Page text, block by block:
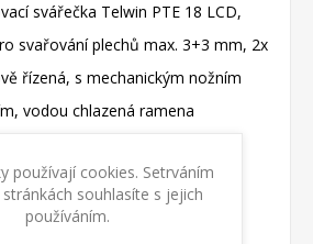
svářečka Telwin PTE 18 LCD,
svařování plechů max. 3+3 mm, 2x
řízená, s mechanickým nožním
vodou chlazená ramena
mechanické ovládání
Tyrystorové řízení
Elektronický časovač
používají cookies. Setrváním
souhlasíte s jejich
používáním.